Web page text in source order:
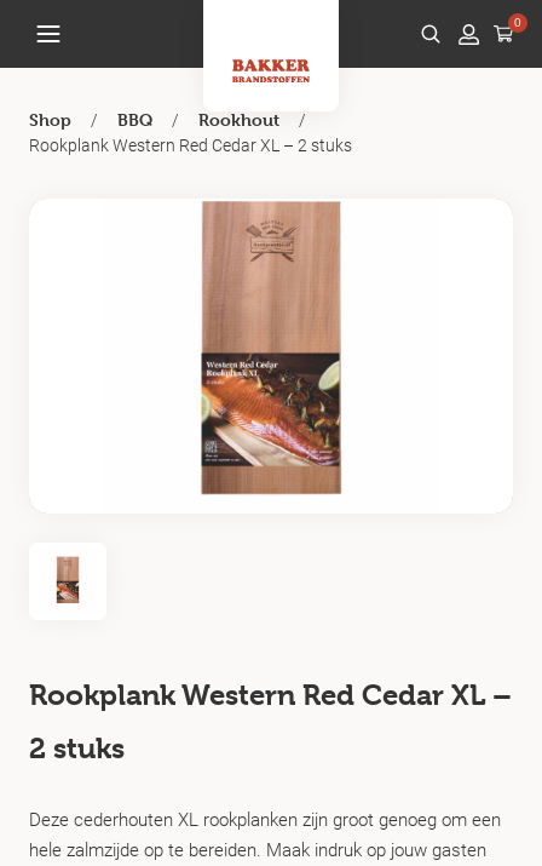
0
Shop / BBQ / Rookhout
/
Rookplank Western Red Cedar XL – 2 stuks
Rookplank Western Red Cedar XL –
2 stuks
Deze cederhouten XL rookplanken zijn groot genoeg om een
hele zalmzijde op te bereiden. Maak indruk op jouw gasten